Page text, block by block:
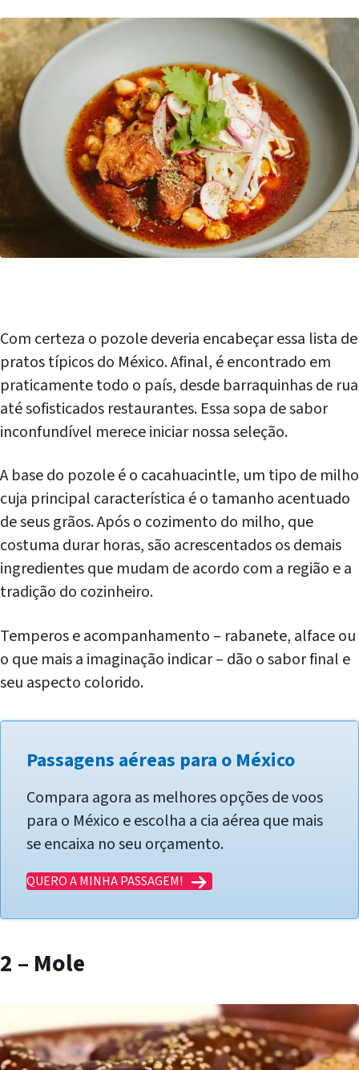
Com certeza o pozole deveria encabeçar essa lista de
pratos típicos do México. Afinal, é encontrado em
praticamente todo o país, desde barraquinhas de rua
até sofisticados restaurantes. Essa sopa de sabor
inconfundível merece iniciar nossa seleção.
A base do pozole é o cacahuacintle, um tipo de milho
cuja principal característica é o tamanho acentuado
de seus grãos. Após o cozimento do milho, que
costuma durar horas, são acrescentados os demais
ingredientes que mudam de acordo com a região e a
tradição do cozinheiro.
Temperos e acompanhamento – rabanete, alface ou
o que mais a imaginação indicar – dão o sabor final e
seu aspecto colorido.
Passagens aéreas para o México
Compara agora as melhores opções de voos
para o México e escolha a cia aérea que mais
se encaixa no seu orçamento.
QUERO A MINHA PASSAGEM!
2 – Mole